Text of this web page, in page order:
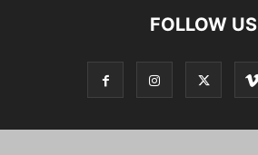
FOLLOW US